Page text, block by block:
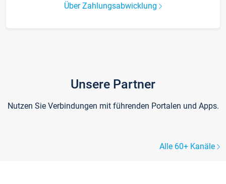
Über Zahlungsabwicklung
Unsere Partner
Nutzen Sie Verbindungen mit führenden Portalen und Apps.
Alle 60+ Kanäle